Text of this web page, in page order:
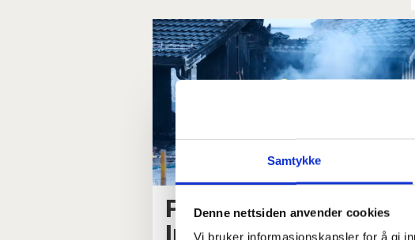
Samtykke
Denne nettsiden anvender cookies
Vi bruker informasjonskapsler for å gi
Politiet om Verdal-
Ingen har status som